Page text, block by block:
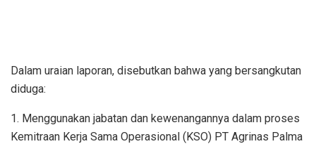
Dalam uraian laporan, disebutkan bahwa yang bersangkutan
diduga:
1. Menggunakan jabatan dan kewenangannya dalam proses
Kemitraan Kerja Sama Operasional (KSO) PT Agrinas Palma